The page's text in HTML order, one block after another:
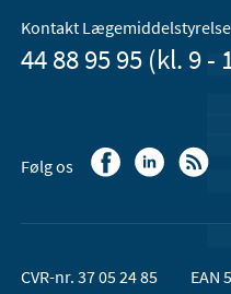
Kontakt
44 88 95 95 (kl. 9 -
Følg os
CVR-nr. 37 05 24 85 EAN